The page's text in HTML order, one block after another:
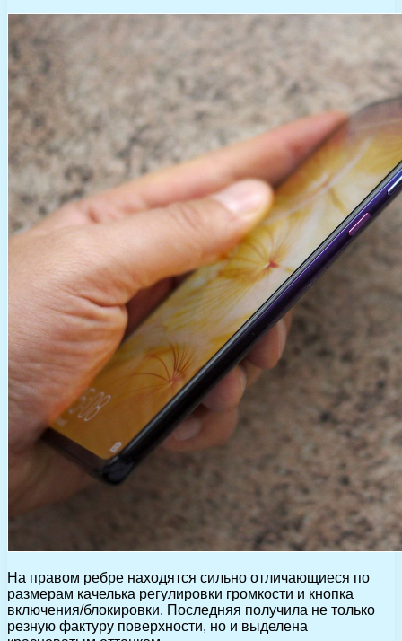
На правом ребре находятся сильно отличающиеся по
размерам качелька регулировки громкости и кнопка
включения/блокировки. Последняя получила не только
резную фактуру поверхности, но и выделена